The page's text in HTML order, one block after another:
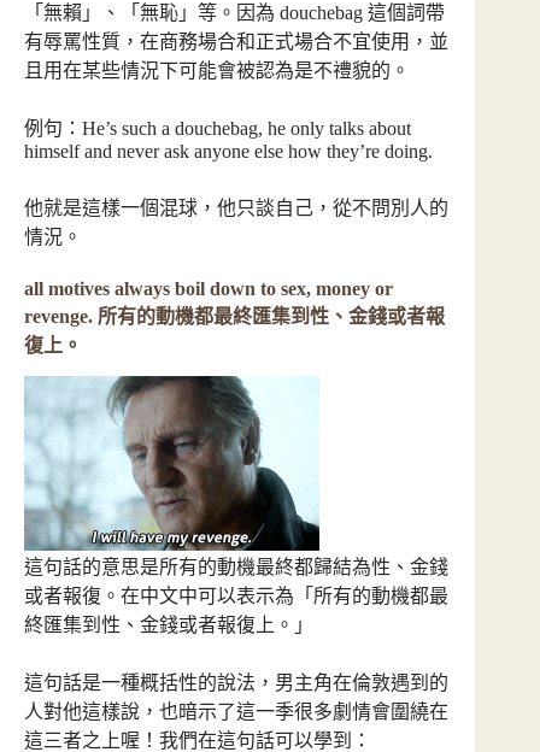
「無賴」、「無恥」等。因為 douchebag 這個詞帶
有辱罵性質，在商務場合和正式場合不宜使用，並
且用在某些情況下可能會被認為是不禮貌的。
例句：He’s such a douchebag, he only talks about
himself and never ask anyone else how they’re doing.
他就是這樣一個混球，他只談自己，從不問別人的
情況。
all motives always boil down to sex, money or
revenge. 所有的動機都最終匯集到性、金錢或者報
復上。
這句話的意思是所有的動機最終都歸結為性、金錢
或者報復。在中文中可以表示為「所有的動機都最
終匯集到性、金錢或者報復上。」
這句話是一種概括性的說法，男主角在倫敦遇到的
人對他這樣說，也暗示了這一季很多劇情會圍繞在
這三者之上喔！我們在這句話可以學到：